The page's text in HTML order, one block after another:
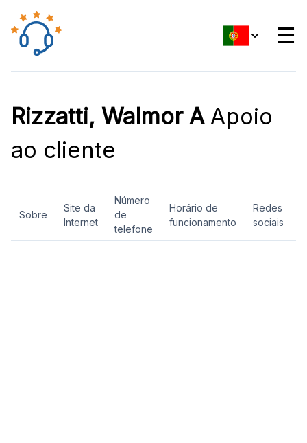
☰
Rizzatti, Walmor AApoio
ao cliente
Sobre
Site da
Internet
Número
de
telefone
Horário de
funcionamento
Redes
sociais